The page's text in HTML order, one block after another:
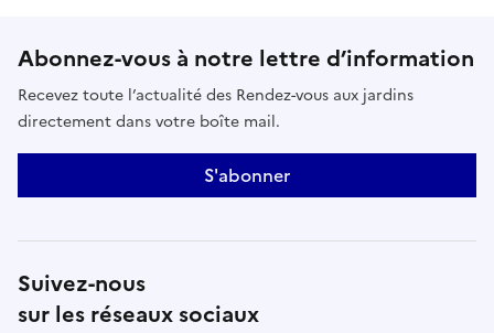
Abonnez-vous à notre lettre d’information
Recevez toute l’actualité des Rendez-vous aux jardins
directement dans votre boîte mail.
S'abonner
Suivez-nous
sur les réseaux sociaux